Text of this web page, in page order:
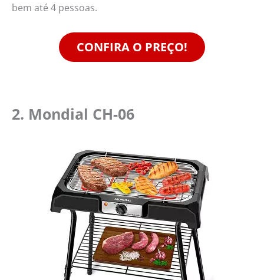
bem até 4 pessoas.
CONFIRA O PREÇO!
2. Mondial CH-06